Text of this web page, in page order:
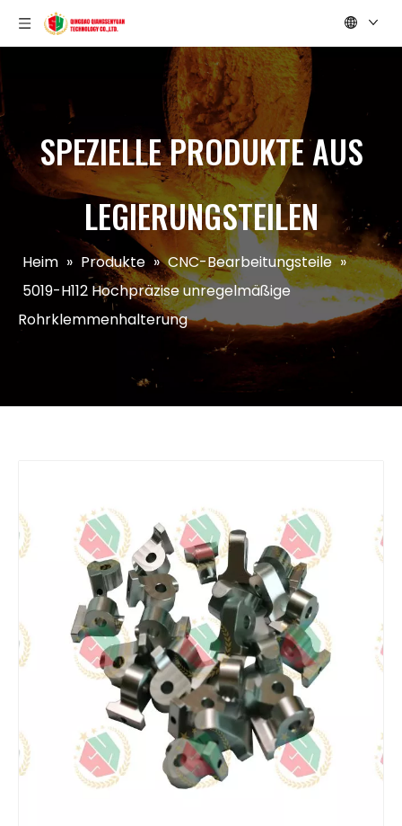
SPEZIELLE PRODUKTE AUS
LEGIERUNGSTEILEN
Heim » Produkte » CNC-Bearbeitungsteile »
5019-H112 Hochpräzise unregelmäßige
Rohrklemmenhalterung